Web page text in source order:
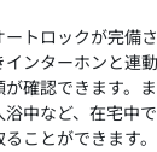
トロックが完備
ンターホンと連
確認できます。
中など、在宅中
ことができます。